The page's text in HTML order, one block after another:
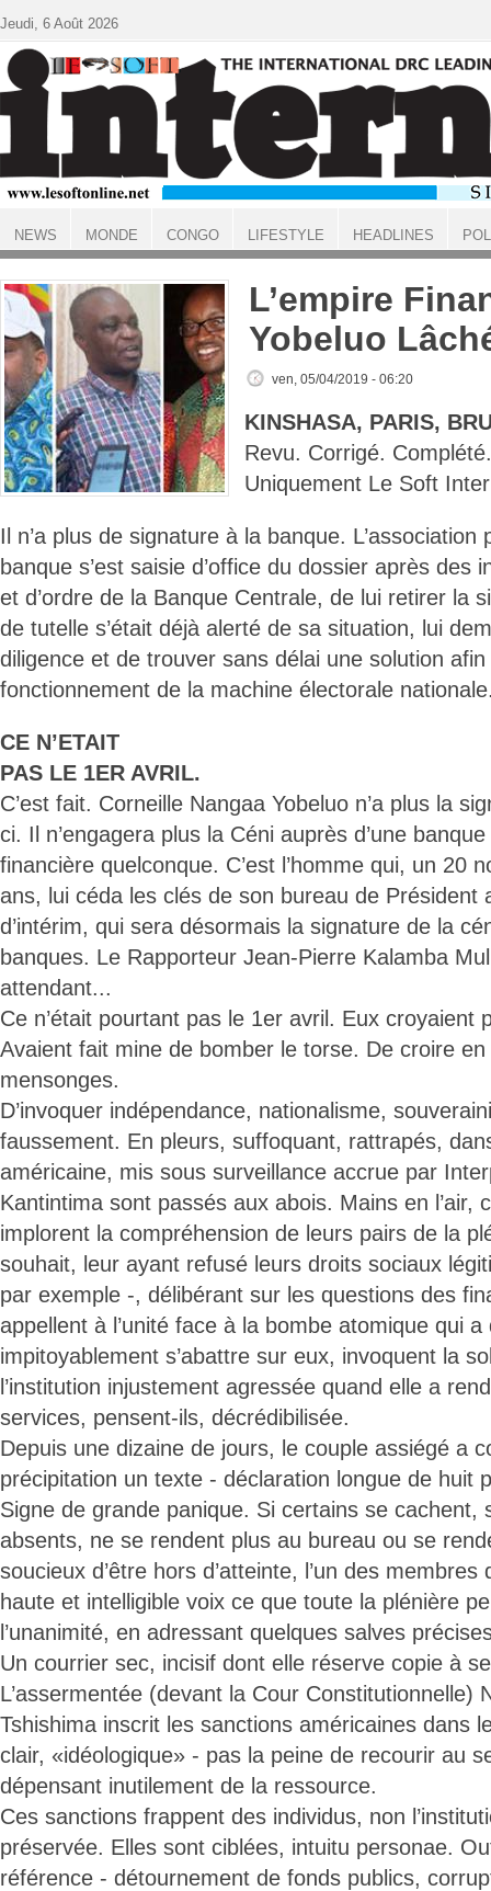
ACCUEIL
L’empire
Yobeluo
ven, 05/04/2019 - 06:20
KINSHASA, PARIS,
Revu. Corrigé. Complété.
Uniquement Le Soft
Il n’a plus de signature à la banque. L’association
banque s’est saisie d’office du dossier après des
et d’ordre de la Banque Centrale, de lui retirer la
de tutelle s’était déjà alerté de sa situation, lui
diligence et de trouver sans délai une solution
fonctionnement de la machine électorale
CE N’ETAIT
PAS LE 1ER AVRIL.
C’est fait. Corneille Nangaa Yobeluo n’a plus la
ci. Il n’engagera plus la Céni auprès d’une
financière quelconque. C’est l’homme qui, un 20
ans, lui céda les clés de son bureau de Président
d’intérim, qui sera désormais la signature de la
banques. Le Rapporteur Jean-Pierre Kalamba
attendant...
Ce n’était pourtant pas le 1er avril. Eux croyaient
Avaient fait mine de bomber le torse. De croire
mensonges.
D’invoquer indépendance, nationalisme,
faussement. En pleurs, suffoquant, rattrapés,
américaine, mis sous surveillance accrue par
Kantintima sont passés aux abois. Mains en l’air,
implorent la compréhension de leurs pairs de la
souhait, leur ayant refusé leurs droits sociaux
par exemple -, délibérant sur les questions des
appellent à l’unité face à la bombe atomique qui
impitoyablement s’abattre sur eux, invoquent la
l’institution injustement agressée quand elle a
services, pensent-ils, décrédibilisée.
Depuis une dizaine de jours, le couple assiégé a
précipitation un texte - déclaration longue de huit
Signe de grande panique. Si certains se cachent,
absents, ne se rendent plus au bureau ou se
soucieux d’être hors d’atteinte, l’un des
haute et intelligible voix ce que toute la plénière
l’unanimité, en adressant quelques salves
Un courrier sec, incisif dont elle réserve copie à
L’assermentée (devant la Cour Constitutionnelle)
Tshishima inscrit les sanctions américaines dans
clair, «idéologique» - pas la peine de recourir au
dépensant inutilement de la ressource.
Ces sanctions frappent des individus, non
préservée. Elles sont ciblées, intuitu personae.
référence - détournement de fonds publics,
Jeudi, 6 Août 2026
NEWS MONDE CONGO LIFESTYLE HEADLINES